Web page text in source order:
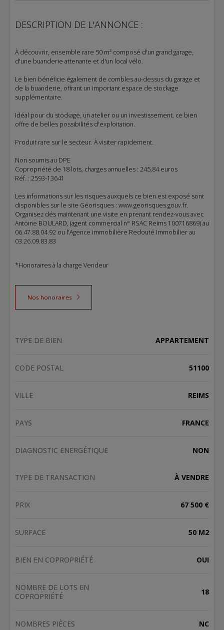
DESCRIPTION DE L'ANNONCE :
À découvrir, ensemble rare 50 m² composé d'un grand garage,
d'une buanderie attenante et d'un local vélo.
Le bien bénéficie également de combles au-dessus du garage et
de la buanderie, offrant un important espace de stockage
supplémentaire.
Idéal pour du stockage, un atelier ou un investissement, ce bien
offre de belles possibilités d'exploitation.
Produit rare sur le secteur. À visiter rapidement.
Non soumis au DPE
Copropriété de 18 lots, charges annuelles : 245,84 euros
Réf. : 2593-13641
Les informations sur les risques auxquels ce bien est exposé sont
disponibles sur le site Géorisques : www.georisques.gouv.fr.
Organisez dés maintenant une visite en prenant rendez-vous avec
Antoine BOULARD, (agent commercial n° RSAC Reims 100716869) au
06.47.88.04.92 ou l'Agence immobilière Redouté Immobilier au
03.26.09.83.83
*Honoraires à la charge Vendeur
Nos honoraires
TYPE DE BIEN APPARTEMENT
CODE POSTAL 51100
VILLE REIMS
PAYS FRANCE
DIAGNOSTIC ENERGÉTIQUE NON
TYPE DE TRANSACTION À VENDRE
PRIX 67 500 €
SURFACE 50 M2
BIEN EN COPROPRIÉTÉ OUI
NOMBRE DE LOTS EN
COPROPRIÉTÉ
18
NOMBRES PIÈCES NC